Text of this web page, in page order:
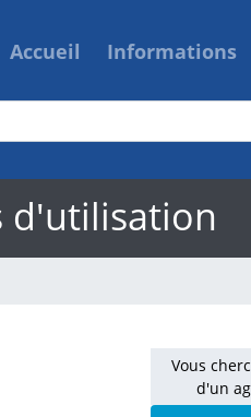
Accueil Informations
d'utilisation
Vous
d'un